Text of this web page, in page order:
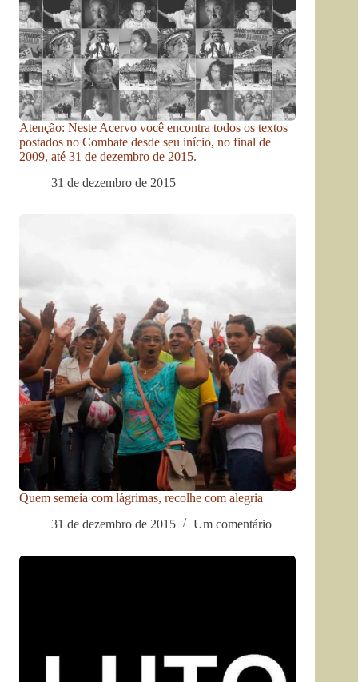
Atenção: Neste Acervo você encontra todos os textos
postados no Combate desde seu início, no final de
2009, até 31 de dezembro de 2015.
31 de dezembro de 2015
Quem semeia com lágrimas, recolhe com alegria
31 de dezembro de 2015
Um comentário